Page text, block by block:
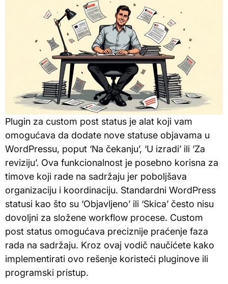
Plugin za custom post status je alat koji vam
omogućava da dodate nove statuse objavama u
WordPressu, poput ‘Na čekanju’, ‘U izradi’ ili ‘Za
reviziju’. Ova funkcionalnost je posebno korisna za
timove koji rade na sadržaju jer poboljšava
organizaciju i koordinaciju. Standardni WordPress
statusi kao što su ‘Objavljeno’ ili ‘Skica’ često nisu
dovoljni za složene workflow procese. Custom
post status omogućava preciznije praćenje faza
rada na sadržaju. Kroz ovaj vodič naučićete kako
implementirati ovo rešenje koristeći pluginove ili
programski pristup.